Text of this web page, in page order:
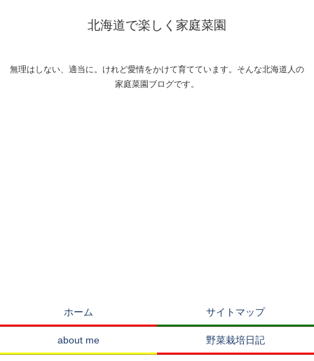
北海道で楽しく家庭菜園
無理はしない、適当に。けれど愛情をかけて育てています。そんな北海道人の
家庭菜園ブログです。
ホーム サイトマップ
about me 野菜栽培日記